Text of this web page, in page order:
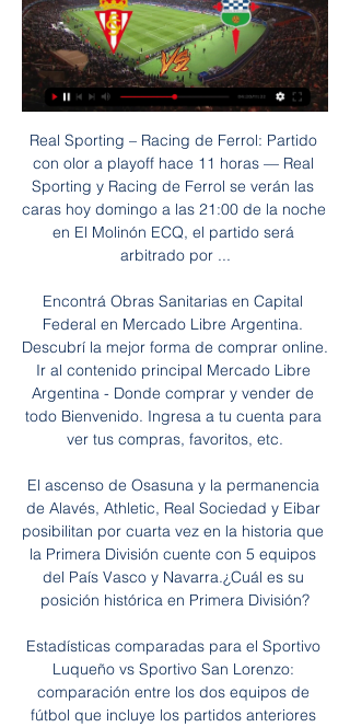
Real Sporting – Racing de Ferrol: Partido con olor a playoff hace 11 horas — Real Sporting y Racing de Ferrol se verán las caras hoy domingo a las 21:00 de la noche en El Molinón ECQ, el partido será arbitrado por ...

Encontrá Obras Sanitarias en Capital Federal en Mercado Libre Argentina. Descubrí la mejor forma de comprar online. Ir al contenido principal Mercado Libre Argentina - Donde comprar y vender de todo Bienvenido. Ingresa a tu cuenta para ver tus compras, favoritos, etc.

El ascenso de Osasuna y la permanencia de Alavés, Athletic, Real Sociedad y Eibar posibilitan por cuarta vez en la historia que la Primera División cuente con 5 equipos del País Vasco y Navarra.¿Cuál es su posición histórica en Primera División?

Estadísticas comparadas para el Sportivo Luqueño vs Sportivo San Lorenzo: comparación entre los dos equipos de fútbol que incluye los partidos anteriores de ambos, resultados de los equipos en encuentros anteriores como local o visitante, comparación de las estadísticas de los equipos y de los resultados en sus ligas individuales, o principales goleadores y acciones disciplinarias contra.

Las Asociaciones Público Privadas – APP, son modalidades de participación de la inversión privada en la cual se incorpora experiencia, conocimientos, equipos, tecnología y se distribuyen riesgos y recursos, preferentemente privados, con el objeto de crear, desarrollar, mejorar, operar o mantener infraestructura pública, proveer servicios públicosy/o prestar los servicios vinculados a.

Santiago de Chile, 10 may (EFE).- El Colo Colo recibirá este viernes al Deportes Iquique en el inicio de la decimotercera jornada del torneo chileno, en la que destaca una nueva edición del.

El PSG, que parte como favorito, se juega mañana el pase a la final ante un RB Leipzig que, aunque no puede competir en cuanto a nombres con el club francés, ha mostrado una gran solidez en la Liga de Campeones. La pérdida de su goleador Timo Werner, ya …

Gijón Racing en vivo Sporting de Gijón 28.01.2024 Ver en hace 8 horas — partido Racing de Santander contra Sporting de Gijón video en directo. Racing Ferrol - 28 enero 2024 hace 14 horas — Sporting Gijón · 0 - 0 ...

Mushuc Runa vs Olmedo EN VIVO por GOLTV partido por la fecha 29 del Campeonato Ecuatoriano 2019 EN VIVO Mushuc Runa vs Olmedo partido por la fecha 29 de la LigaPro Banco Pichincha 2019, a jugarse este domingo 27 de octubre. El Ponchito se enfrenta al Ciclón, en un duelo en el que ambos equipos […]

Construcción de Complejo Bicentenario concluirá en septiembre de 2010 • La inversión será de 300 millones de pesos, informó el Secretario de Obras Públicas, Héctor Ibarra Horta. Tepic, 4 de marzo de 2009. La construcción del Complejo Bicentenario —consistente en un estadio de béisbol y otro más de futbol—, estará concluida el 15 de septiembre de 2010, luego de una inversión.

La aplicación de la ley 27.132, sancionada con amplio consenso en 2015, está en veremos. Si bien las nuevas autoridades aseguran que implementarán el acceso abierto que la gestión de Dietrich desvirtuó, resta la reconstrucción de Ferrocarriles Argentinos como cabeza del sistema ferroviario nacional.

Partido de la liga femenina de Alemania en el que se enfrentan Essen-Schönebeck contra Hoffenheim, son dos equipos que llevan enfrentándose entre ellos desde el año 2013, se han enfrentado en un total de 12 ocasiones y en el 92% de las veces ha habido mas de 1 gol y medio, en el 84% se han marcado mas de dos y medio, la ultima vez que no se marcaron mas de 2 goles y medio fue en el 2017.

En tal sentido, Abellán La palabra “Ateneo hace una referencia explícita a la diosa Palas Atenea, lo cual implica un doble sentido: por un lado, una invocación directa a la sabiduría en sí misma como expresión de lo que esa diosa representa; por otro, a la cultura griega en que esa adoración se expresa”.

El dólar cerró a $16,16 y en la semana bajó 14 centavos. En tanto, la divisa quedó en $15,74 para la compra, acuerdo al promedio que releva el Banco Central.

Por António Vale. O Sporting recebeu o Portimonense no Estádio Alvalade, numa partida que contou com 28.763 espectadores nas bancadas. Depois do empate caseiro do Sporting de Braga com o Gil Vicente, a equipa dos Leões precisava de vencer para ascender ao terceiro lugar da Liga de futebol.

En Directo: Real Sporting de Gijón SAD - Racing Club hace 26 minutos — En Directo: Real Sporting de Gijón SAD - Racing Club Ferrol. Partido de LaLiga Hypermotion 2023-2024. Últimas noticias, clasificación ...

Donde Voto en Uruguay ? Consulta Dónde Votar. CE Elecciones 2019 Donde Voto - Consulta la Cédula en la Corte Electoral (CE). Dónde votar? Buscar por Cédula, Credencial Cívica, Nombre y Apellidos, Serie, Número, Circuito Electoral.

En vivo Sporting Gijón contra Racing Ferrol vídeo del partid hace 10 horas — En vivo Sporting Gijón contra Racing Ferrol vídeo del partido Ver EN VIVO y en DIRECTO ONLINE Racing Ferrol vs. 28 enero 2024 hace 18 horas ...

Se consideran rendimientos íntegros del capital mobiliario la tota-lidad de las utilidades o contraprestaciones que provengan del capital mobiliario, directa o indirectamente, bien en dine-ro o bien en especie, cualquiera que sea su denominación o natura-leza. En general, se consideran también rendimientos del capital

O Marcílio Dias goleou o Criciúma por 4 a 1, neste sábado, dia 20, no Estádio Heriberto Hülse, pela quarta rodada da Série C do Campeonato Brasileiro.

Sporting Gijón vs. Racing Ferrol (28 de Ene., 2024) hace 5 horas — Cobertura en vivo de Sporting Gijón vs. Racing Ferrol Segunda División De España juego en ESPN DEPORTES, incluye resultados en vivo, ...

Juega totalmente gratis algunos de los juegos de casinos online. Usted encontrará máquinas tragaperras, tragamonedas, ruleta, blackjack, poker y mucho más.

Paraguayos en el exterior Tinelli descarta sanción a los Romero Marcelo Tinelli, presidente de San Lorenzo de Almagro, se reunió con los hermanos Romero y el entrenador de Diego Monarriz, tras el incidente del fin de semana en el entretiempo de la derrota ante Talleres de Córdoba.

Costa Rica fue elegido para ser parte del más grande y ambicioso Estudio Mundial de Neurociencia Aplicada a la Educación jamás realizado en el mundo. Este estudio abarca más 5.000 estudiantes.

Chapecoense marcou dois gols no primeiro tempo para derrotar o Avaí (foto: Renato Padilha/Mafalda Press) A Chapecoense é a nova líder do Campeonato Brasileiro. Na noite desta segunda-feira, no último jogo da terceira rodada, o time dirigido por Vagner Man

Cianorte x Operário-PR AO VIVO [HD]: Veja onde assistir na TV e Online Posted on 1 dia Atrás 19 horas Atrás Cianorte x Operário-PR se enfrentam neste sábado (19), às 16h00 (horário de Brasília), no Estádio Municipal Olímpico Albino Turbay - PR, pelo jogo de ida das quartas de final do...

Por favor, quien me pueda dar tres ejemplos de cómo aplicar la cultura de la Paz es para el miércoles Me pueden dar un concepto de EL DIARIO OFICIAL DE LA FEDERACIÓN DEL 11 DE ENERO DE 1982 por favor! Que continente del mundo tiene mayor número de paises Unidos en bloques comerciales o economicos ?Que paises del mundo no pertenecen a alguna asociaci

Unión La Calera dejó los tres puntos en casa para sumar 16 puntos y alcanzar en la cima a Universidad Católica y Curicó Unido, aunque los cruzados tienen pendiente su partido con Unión Española.

Club deportivo fundado en Valparaíso el 07 febrero 1917 por la unión del Club Veloce Italiano de Valparaíso y del Club Ciclista Italiano de Viña del Mar. Ver su historia en Wikipedia, La enciclopedia libre. Valparaíso Sporting Club Fundado el 01 junio 1882. Ver su historia en Wikipedia, La enciclopedia libre.

Cada peldaño que asciendas en la escalera mágica de la Cofradía de Catecúmenos, auspiciada por la comunidad esotérica MiracleOn6thStreet® en Español, te regala una lección básica del RINCÓN DEL APRENDIZ DE BRUJO con los secretos de la Alta Magia Gnóstica-Alkímica del Codex Arkanum® que te ayudarán a lograr todos tus anhelos de vida.

La Universidad Católica de Córdoba es la primera Universidad privada del país y la única Universidad Argentina gestionada por la Compañía de Jesús. Más de 50 años de trayectoria en materia educativa avalan el prestigio de esta alta Casa de Estudios

Champions League: Leipzig vs. Paris Saint-Germain, canales TV en vivo y horarios por las semifinales. Neymar (i) y Kylian Mbappé. AFP. Fútbol Internacional. AFP.. RB Leipzig vs. PSG.

Vivo TV - 57 (HD) Qual o número do. Portimonense x Gil Vicente; Benfica x Tondela; Vitória de Guimarães x Sporting; Santa Clara x Braga; Deportivo Aves x Belenenses SAD;. Gil Vicente: 30.

Otros resultados, Sport Huancayo 1-0 Atlético Grau; César Vallejo 1-1 Deportivo Municipal; San Martín 3-1 Ayacucho FC; Cantolao 2-1 Cienciano y Carlos Stein 0-3 Carlos A. Manucci. Hoy cierra la primera fecha de la Liga 1 Cusco FC vs. Binacional(3 pm)

Racing de Ferrol en directo - Sporting Gijón hace 2 días — Sigue el resultado del Sporting Gijón - Racing Ferrol en directo con SPORT. Partido de 24a Jornada en Estadio Municipal El Molinón.

Directo Sporting Gijón - Racing Ferrol en vivo gratis Sporti hace 10 horas — Racing Ferrol (Spanish Segunda Division) 28 enero 2024 TV. Próximas emisiones en directo y vídeos emitidos del Real Sporting: partidos y eventos ...

Arranca el año y sigue la liga de España, el torneo de 1ª división con la chance de Ver partido Valladolid vs Leganes 3 1 2020 la liga de España en vivo online gratis en HD. Real Valladolid recibe a CD Leganés en el José Zorrilla a las 19:00 hs hora local, arbitrará Martínez Munuera.

SANTIAGO DE CHILE (AP) — El técnico argentino Omar Labruna debutó con un triunfo en la banca de Colo Colo, que el domingo derrotó 1-0 a Iquique con un polémico gol en último minuto y jugando con un hombre menos en la fecha inicial del Clausura 2012. El delantero Carlos Muñoz marcó a los 90.

19-oct-2015 - Explora el tablero de Virginia Pelirroja "luna lunita lunera" en Pinterest. Ve